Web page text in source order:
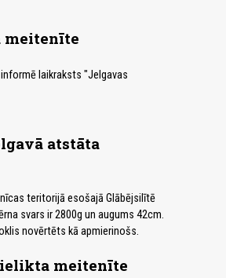
meitenīte
laikraksts "Jelgavas
atstāta
teritorijā esošajā Glābējsilītē
svars ir 2800g un augums 42cm.
novērtēts kā apmierinošs.
meitenīte